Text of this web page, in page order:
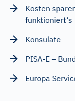
Kosten
funktioniert‘s
Konsulate
PISA-E –
Europa